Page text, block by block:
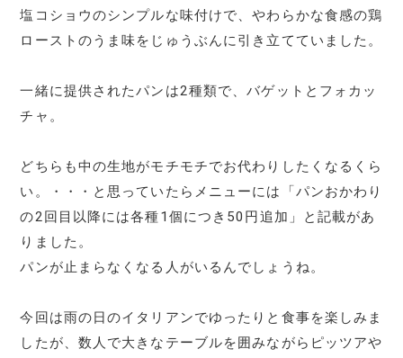
塩コショウのシンプルな味付けで、やわらかな食感の鶏
ローストのうま味をじゅうぶんに引き立てていました。
一緒に提供されたパンは2種類で、バゲットとフォカッ
チャ。
どちらも中の生地がモチモチでお代わりしたくなるくら
い。・・・と思っていたらメニューには「パンおかわり
の2回目以降には各種1個につき50円追加」と記載があ
りました。
パンが止まらなくなる人がいるんでしょうね。
今回は雨の日のイタリアンでゆったりと食事を楽しみま
したが、数人で大きなテーブルを囲みながらピッツアや